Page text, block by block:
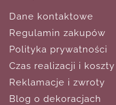
Dane kontaktowe
Regulamin zakupów
Polityka prywatności
Czas realizacji i
Reklamacje i zwroty
Blog o dekoracjach